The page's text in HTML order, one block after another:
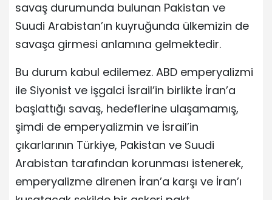
savaş durumunda bulunan Pakistan ve
Suudi Arabistan’ın kuyruğunda ülkemizin de
savaşa girmesi anlamına gelmektedir.
Bu durum kabul edilemez. ABD emperyalizmi
ile Siyonist ve işgalci İsrail’in birlikte İran’a
başlattığı savaş, hedeflerine ulaşamamış,
şimdi de emperyalizmin ve İsrail’in
çıkarlarının Türkiye, Pakistan ve Suudi
Arabistan tarafından korunması istenerek,
emperyalizme direnen İran’a karşı ve İran’ı